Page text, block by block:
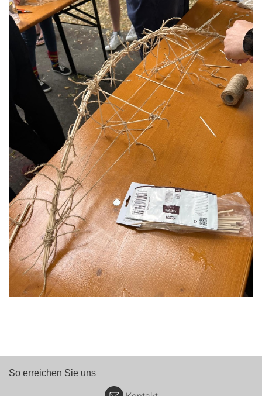
So erreichen Sie uns